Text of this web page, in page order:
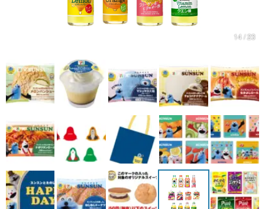
その他
運営：株式会社マレ
14 / 23